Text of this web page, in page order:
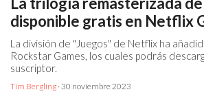
disponible gratis en Netflix
La división de "Juegos" de Netflix ha
Rockstar Games, los cuales podrás
suscriptor.
Tim Bergling · 30 noviembre 2023